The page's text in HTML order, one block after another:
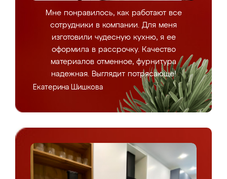
Мне понравилось, как работают все
сотрудники в компании. Для меня
изготовили чудесную кухню, я ее
оформила в рассрочку. Качество
материалов отменное, фурнитура
надежная. Выглядит потрясающе!
Екатерина Шишкова